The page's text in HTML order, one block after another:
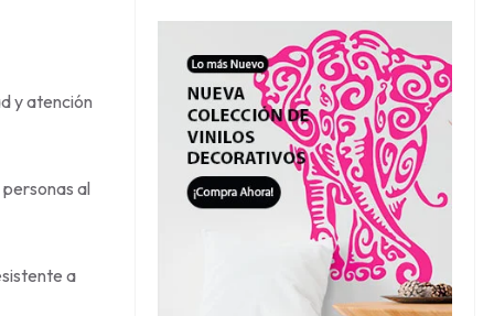
y atención
al
a